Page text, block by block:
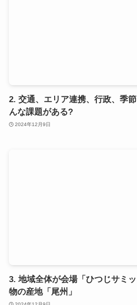
2. 交通、エリア連携、行政、季
んな課題がある?
2024年12月9日
3. 地域全体が会場「ひつじサミ
物の産地「尾州」